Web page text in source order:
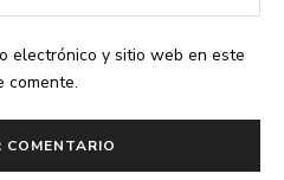
electrónico y sitio web en este
comente.